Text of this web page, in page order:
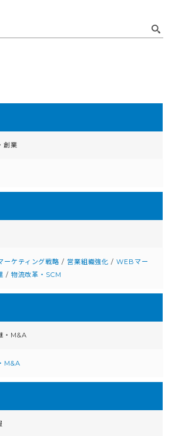
創業
ーケティング戦略 / 営業組織強化 / WEBマー
/ 物流改革・SCM
・M&A
M&A